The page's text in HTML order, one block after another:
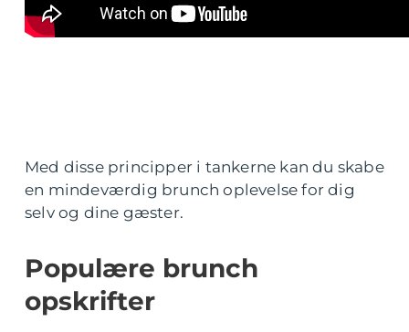
Med disse principper i tankerne kan du skabe
en mindeværdig brunch oplevelse for dig
selv og dine gæster.
Populære brunch
opskrifter